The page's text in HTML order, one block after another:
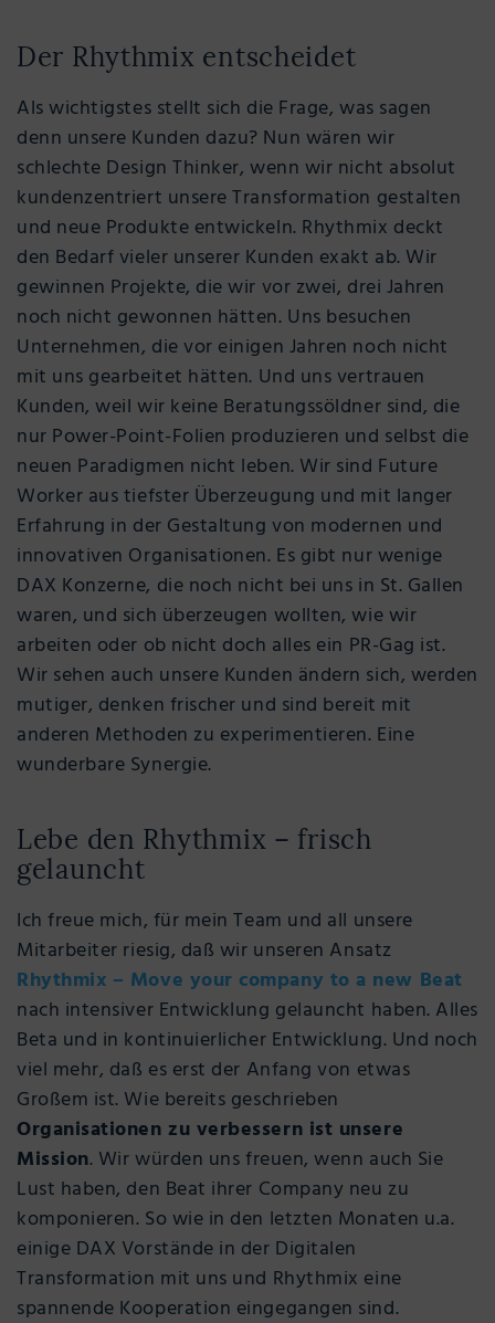
Der Rhythmix entscheidet
Als wichtigstes stellt sich die Frage, was sagen
denn unsere Kunden dazu? Nun wären wir
schlechte Design Thinker, wenn wir nicht absolut
kundenzentriert unsere Transformation gestalten
und neue Produkte entwickeln. Rhythmix deckt
den Bedarf vieler unserer Kunden exakt ab. Wir
gewinnen Projekte, die wir vor zwei, drei Jahren
noch nicht gewonnen hätten. Uns besuchen
Unternehmen, die vor einigen Jahren noch nicht
mit uns gearbeitet hätten. Und uns vertrauen
Kunden, weil wir keine Beratungssöldner sind, die
nur Power-Point-Folien produzieren und selbst die
neuen Paradigmen nicht leben. Wir sind Future
Worker aus tiefster Überzeugung und mit langer
Erfahrung in der Gestaltung von modernen und
innovativen Organisationen. Es gibt nur wenige
DAX Konzerne, die noch nicht bei uns in St. Gallen
waren, und sich überzeugen wollten, wie wir
arbeiten oder ob nicht doch alles ein PR-Gag ist.
Wir sehen auch unsere Kunden ändern sich, werden
mutiger, denken frischer und sind bereit mit
anderen Methoden zu experimentieren. Eine
wunderbare Synergie.
Lebe den Rhythmix – frisch
gelauncht
Ich freue mich, für mein Team und all unsere
Mitarbeiter riesig, daß wir unseren Ansatz
Rhythmix – Move your company to a new Beat
nach intensiver Entwicklung gelauncht haben. Alles
Beta und in kontinuierlicher Entwicklung. Und noch
viel mehr, daß es erst der Anfang von etwas
Großem ist. Wie bereits geschrieben
Organisationen zu verbessern ist unsere
Mission. Wir würden uns freuen, wenn auch Sie
Lust haben, den Beat ihrer Company neu zu
komponieren. So wie in den letzten Monaten u.a.
einige DAX Vorstände in der Digitalen
Transformation mit uns und Rhythmix eine
spannende Kooperation eingegangen sind.